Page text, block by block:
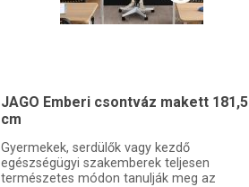
JAGO Emberi csontváz makett 181,5
cm
Gyermekek, serdülők vagy kezdő
egészségügyi szakemberek teljesen
természetes módon tanulják meg az